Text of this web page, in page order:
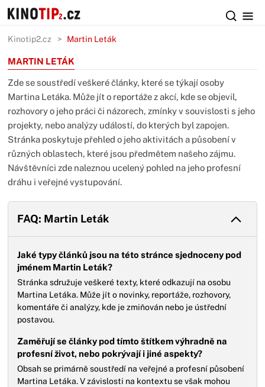
Kinotip2.cz Martin Leták
MARTIN LETÁK
Zde se soustředí veškeré články, které se týkají osoby
Martina Letáka. Může jít o reportáže z akcí, kde se objevil,
rozhovory o jeho práci či názorech, zmínky v souvislosti s jeho
projekty, nebo analýzy událostí, do kterých byl zapojen.
Stránka poskytuje přehled o jeho aktivitách a působení v
různých oblastech, které jsou předmětem našeho zájmu.
Návštěvníci zde naleznou ucelený pohled na jeho profesní
dráhu i veřejné vystupování.
FAQ: Martin Leták
Jaké typy článků jsou na této stránce sjednoceny pod
jménem Martin Leták?
Stránka sdružuje veškeré texty, které odkazují na osobu
Martina Letáka. Může jít o novinky, reportáže, rozhovory,
komentáře či analýzy, kde je zmiňován nebo je ústřední
postavou.
Zaměřují se články pod tímto štítkem výhradně na
profesní život, nebo pokrývají i jiné aspekty?
Obsah se primárně soustředí na veřejné a profesní působení
Martina Letáka. V závislosti na kontextu se však mohou